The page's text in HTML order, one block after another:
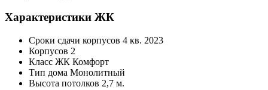
Характеристики ЖК
Сроки сдачи корпусов 4 кв. 2023
Корпусов 2
Класс ЖК Комфорт
Тип дома Монолитный
Высота потолков 2,7 м.